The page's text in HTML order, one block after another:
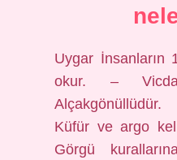
Uygar İnsanların
okur. –
Küfür ve argo
Görgü